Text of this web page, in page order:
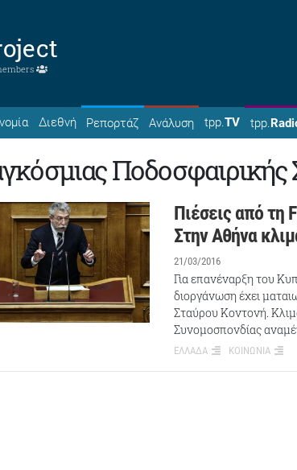
Διεθνή Ρεπορτάζ Ανάλυση tpp.TV tpp.
Ποδοσφαιρικής
Πιέσεις από τη
Στην Αθήνα
21/03/2016
Για επανέναρξη του
διοργάνωση έχει
Σταύρου Κοντονή.
Συνομοσπονδίας
ΕΛΛΑΔΑ ΚΟΙΝΩΝΙΑ